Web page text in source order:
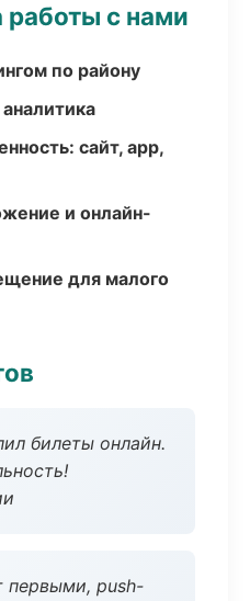
с нами
по району
сайт, app,
и онлайн-
для малого
билеты онлайн.
первыми, push-